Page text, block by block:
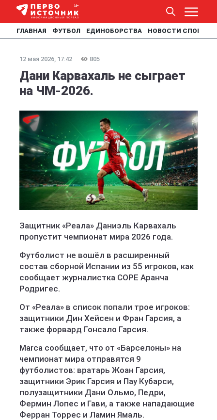
ГЛАВНАЯ ФУТБОЛ ЕДИНОБОРСТВА НОВОСТИ СПОРТА
12 мая 2026, 17:42 805
Дани Карвахаль не сыграет
на ЧМ-2026.
Защитник «Реала» Даниэль Карвахаль
пропустит чемпионат мира 2026 года.
Футболист не вошёл в расширенный
состав сборной Испании из 55 игроков, как
сообщает журналистка COPE Аранча
Родригес.
От «Реала» в список попали трое игроков:
защитники Дин Хейсен и Фран Гарсия, а
также форвард Гонсало Гарсия.
Marca сообщает, что от «Барселоны» на
чемпионат мира отправятся 9
футболистов: вратарь Жоан Гарсия,
защитники Эрик Гарсия и Пау Кубарси,
полузащитники Дани Ольмо, Педри,
Фермин Лопес и Гави, а также нападающие
Ферран Торрес и Ламин Ямаль.